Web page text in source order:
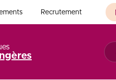
Recrutement